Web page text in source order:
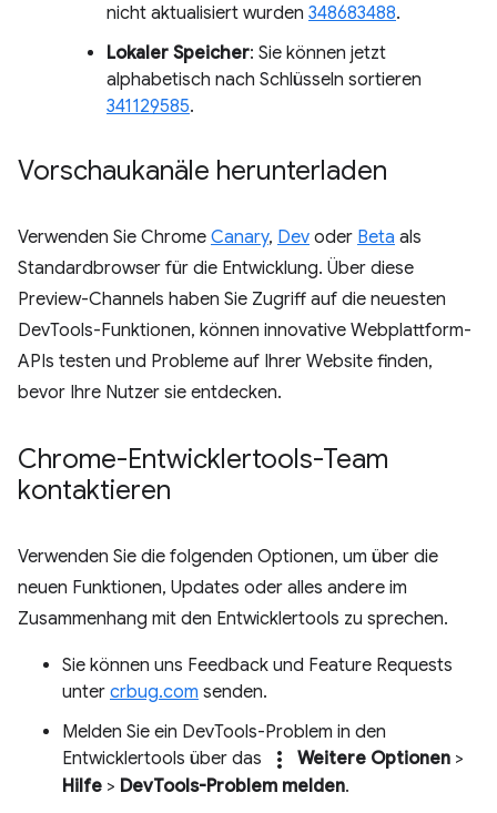
nicht aktualisiert wurden 348683488.
Lokaler Speicher: Sie können jetzt
alphabetisch nach Schlüsseln sortieren
341129585.
Vorschaukanäle herunterladen
Verwenden Sie Chrome Canary, Dev oder Beta als
Standardbrowser für die Entwicklung. Über diese
Preview-Channels haben Sie Zugriff auf die neuesten
DevTools-Funktionen, können innovative Webplattform-
APIs testen und Probleme auf Ihrer Website finden,
bevor Ihre Nutzer sie entdecken.
Chrome-Entwicklertools-Team
kontaktieren
Verwenden Sie die folgenden Optionen, um über die
neuen Funktionen, Updates oder alles andere im
Zusammenhang mit den Entwicklertools zu sprechen.
Sie können uns Feedback und Feature Requests
unter crbug.com senden.
Melden Sie ein DevTools-Problem in den
Entwicklertools über das
more_vert Weitere Optionen >
Hilfe > DevTools-Problem melden.